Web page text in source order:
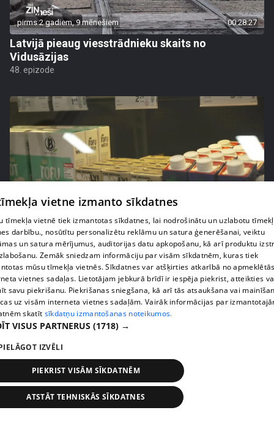
pirms 2 gadiem, 9 mēnešiem 00:28:27
Latvijā pieaug viesstrādnieku skaits no
Vidusāzijas
48. epizode
pirms 2 gadiem, 9 mēnešiem 00:27:46
Vegānie produkti – cik pieejami reģionos?
vietne izmanto sīkdatnes
tīmekļa vietnē tiek izmantotas sīkdatnes, lai nodrošinātu un uzlabotu
darbību., nosūtītu personalizētu reklāmu un satura ģenerēšanai, veiktu
un satura mērījumus, auditorijas datu apkopošanu, kā arī produktu
Zemāk sniedzam informāciju par visām sīkdatnēm, kuras tiek
mūsu tīmekļa vietnēs. Sīkdatnes var atšķirties atkarībā no
vietnes sadaļas. Lietotājam jebkurā brīdī ir iespēja piekrist, atteikties
savu piekrišanu. Piekrišanas sniegšana, kā arī tās atsaukšana vai
uz visām interneta vietnes sadaļām. Vairāk informācijas par
skatīt sīkdatņu izmantošanas noteikumos.
VISUS PARTNERUS (1718) →
IZVĒLI
PIEKRIST VISĀM SĪKDATNĒM
ATSTĀT TEHNISKĀS SĪKDATNES